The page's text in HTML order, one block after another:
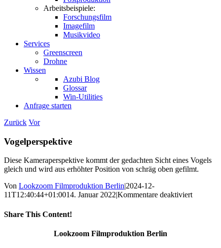
Arbeitsbeispiele:
Forschungsfilm
Imagefilm
Musikvideo
Services
Greenscreen
Drohne
Wissen
Azubi Blog
Glossar
Win-Utilities
Anfrage starten
Zurück Vor
Vogelperspektive
Diese Kameraperspektive kommt der gedachten Sicht eines Vogels
gleich und wird aus erhöhter Position von schräg oben gefilmt.
Von Lookzoom Filmproduktion Berlin|2024-12-
11T12:40:44+01:0014. Januar 2022|Kommentare deaktiviertfür
Share This Content!
Lookzoom Filmproduktion Berlin